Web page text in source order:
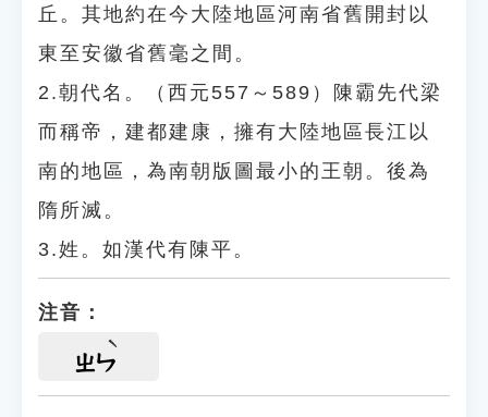
丘。其地約在今大陸地區河南省舊開封以
東至安徽省舊毫之間。
2.朝代名。（西元557～589）陳霸先代梁
而稱帝，建都建康，擁有大陸地區長江以
南的地區，為南朝版圖最小的王朝。後為
隋所滅。
3.姓。如漢代有陳平。
注音：
ㄓㄣ